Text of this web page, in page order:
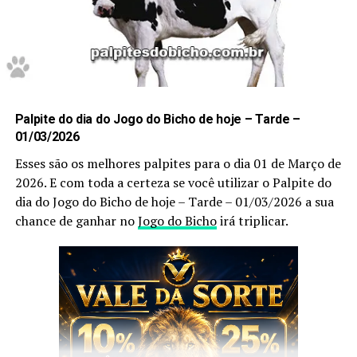
Dessa forma, para acompanhar previsões atualizadas
diariamente, acesse também a página de palpites do
jogo do bicho hoje.
Não deixe de anotar.
Prepare caneta e papel e Anote cadapalpitepara que
você faça o jogo perfeito, e aumente a sua
probabilidade de ganhar nojogo do bichono dia
de 2026.
Após anotar as nossas dicas e os nossospalpites do
, anote também aspuxadas do bichopois elas
são indispensáveis, pois as utilizamos você aumenta
ainda mais a sua chance de acertar obichoque vai dar
Palpite do dia do Jogo do Bicho de hoje – Tarde –
01/03/2026
Esses são os melhores palpites para o dia 01 de Março de
2026. E com toda a certeza se você utilizar o Palpite do
dia do Jogo do Bicho de hoje – Tarde – 01/03/2026 a sua
chance de ganhar noJogo do Bichoirá triplicar.